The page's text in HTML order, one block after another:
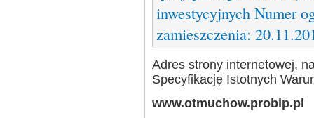
inwestycyjnych Numer
zamieszczenia:
Adres strony internetowej,
Specyfikację Istotnych
www.otmuchow.probip.pl